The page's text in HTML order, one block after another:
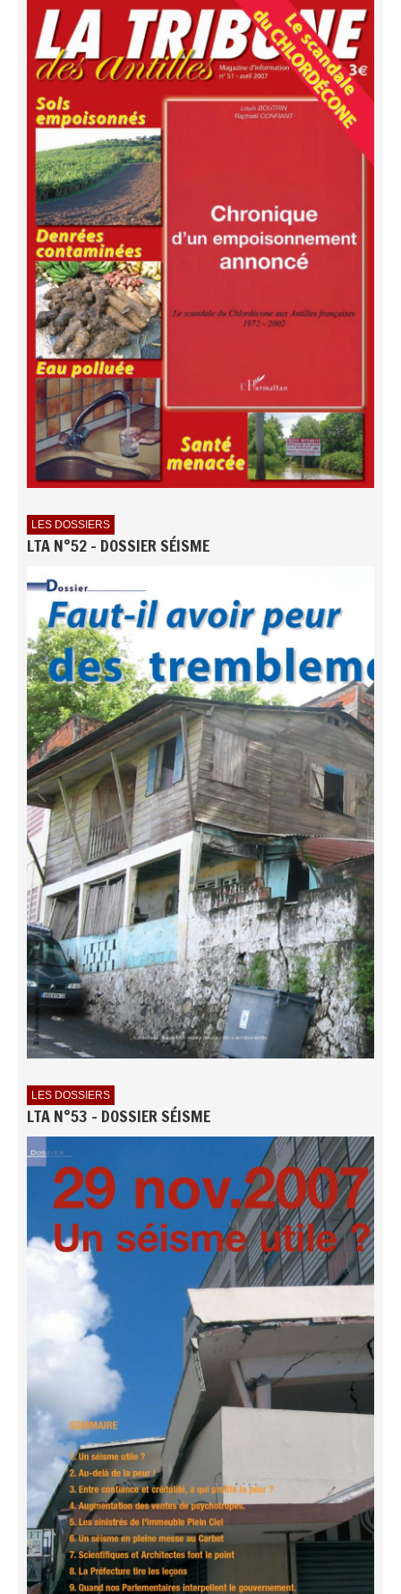
LES DOSSIERS
LTA N°52 - DOSSIER SÉISME
LES DOSSIERS
LTA N°53 - DOSSIER SÉISME